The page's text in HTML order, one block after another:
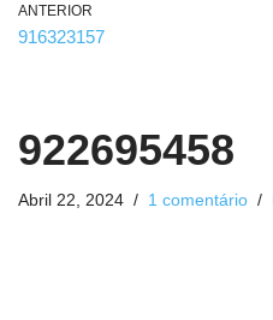
ANTERIOR
916323157
922695458
Abril 22, 2024 1 comentário